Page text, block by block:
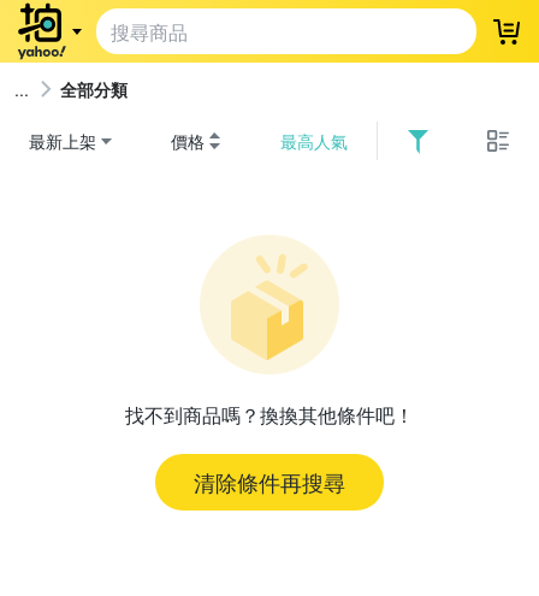
登
全部分類
最新上架 價格 最高人氣
找不到商品嗎？換換其他條件吧！
清除條件再搜尋